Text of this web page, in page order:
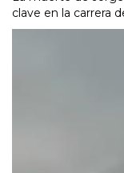
clave en la carrera